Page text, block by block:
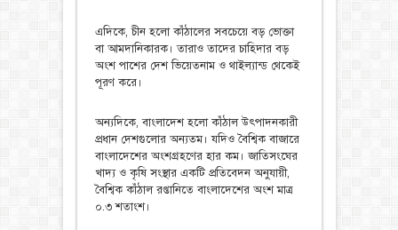
এদিকে, চীন হলো কাঁঠালের সবচেয়ে বড় ভোক্তা
বা আমদানিকারক। তারাও তাদের চাহিদার বড়
অংশ পাশের দেশ ভিয়েতনাম ও থাইল্যান্ড থেকেই
পূরণ করে।
অন্যদিকে, বাংলাদেশ হলো কাঁঠাল উৎপাদনকারী
প্রধান দেশগুলোর অন্যতম। যদিও বৈশ্বিক বাজারে
বাংলাদেশের অংশগ্রহণের হার কম। জাতিসংঘের
খাদ্য ও কৃষি সংস্থার একটি প্রতিবেদন অনুযায়ী,
বৈশ্বিক কাঁঠাল রপ্তানিতে বাংলাদেশের অংশ মাত্র
০.৩ শতাংশ।